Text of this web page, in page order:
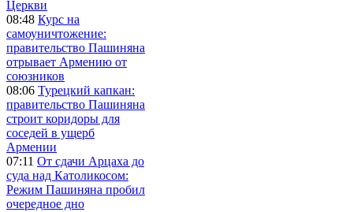
Церкви
08:48 Курс на
самоуничтожение:
правительство Пашиняна
отрывает Армению от
союзников
08:06 Турецкий капкан:
правительство Пашиняна
строит коридоры для
соседей в ущерб
Армении
07:11 От сдачи Арцаха до
суда над Католикосом:
Режим Пашиняна пробил
очередное дно